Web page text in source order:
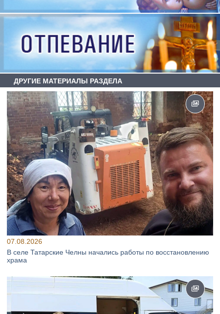
ДРУГИЕ МАТЕРИАЛЫ РАЗДЕЛА
07.08.2026
В селе Татарские Челны начались работы по восстановлению
храма